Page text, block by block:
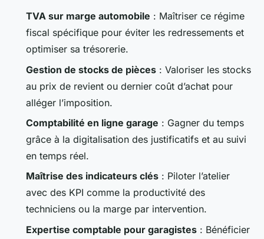
TVA sur marge automobile : Maîtriser ce régime
fiscal spécifique pour éviter les redressements et
optimiser sa trésorerie.
Gestion de stocks de pièces : Valoriser les stocks
au prix de revient ou dernier coût d’achat pour
alléger l’imposition.
Comptabilité en ligne garage : Gagner du temps
grâce à la digitalisation des justificatifs et au suivi
en temps réel.
Maîtrise des indicateurs clés : Piloter l’atelier
avec des KPI comme la productivité des
techniciens ou la marge par intervention.
Expertise comptable pour garagistes : Bénéficier